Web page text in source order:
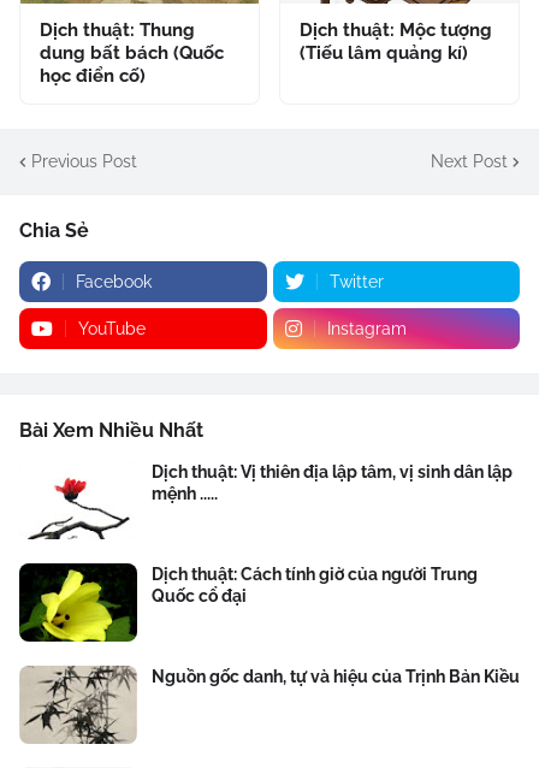
Dịch thuật: Thung
dung bất bách (Quốc
học điển cố)
Dịch thuật: Mộc tượng
(Tiếu lâm quảng kí)
Previous Post Next Post
Chia Sẻ
Facebook Twitter
YouTube Instagram
Bài Xem Nhiều Nhất
Dịch thuật: Vị thiên địa lập tâm, vị sinh dân lập
mệnh .....
Dịch thuật: Cách tính giờ của người Trung
Quốc cổ đại
Nguồn gốc danh, tự và hiệu của Trịnh Bản Kiều